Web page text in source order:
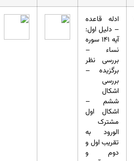
ادله قاعده
– دلیل اول:
آیه ۱۴۱ سوره
نساء –
بررسی نظر
برگزیده –
بررسی
اشکال
ششم –
اشکال اول
مشترک
الورود به
تقریب اول و
دوم و